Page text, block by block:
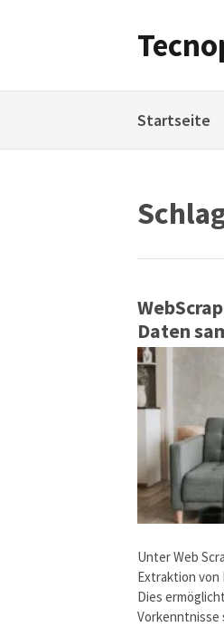
Startseite
Daten
Unter Web
Extraktion von
Dies
Vorkenntnisse